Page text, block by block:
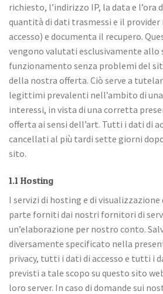
richiesto, l’indirizzo IP, la data e l’ora
quantità di dati trasmessi e il
accesso) e documenta il recupero.
vengono valutati esclusivamente allo
funzionamento senza problemi del
della nostra offerta. Ciò serve a
legittimi prevalenti nell’ambito di
interessi, in vista di una corretta
offerta ai sensi dell’art. Tutti i dati di
cancellati al più tardi sette giorni
sito.
1.1 Hosting
I servizi di hosting e di
parte forniti dai nostri fornitori di
un’elaborazione per nostro conto.
diversamente specificato nella
privacy, tutti i dati di accesso e tutti i
previsti a tale scopo su questo sito
loro server. In caso di domande sui